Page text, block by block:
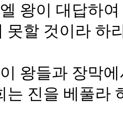
왕이 대답하
못할 것이라 하
왕들과 장막
는 진을 베풀라